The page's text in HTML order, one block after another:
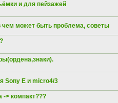
и для пейзажей
чем может быть проблема, советы
Sony E и micro4/3
-> компакт???